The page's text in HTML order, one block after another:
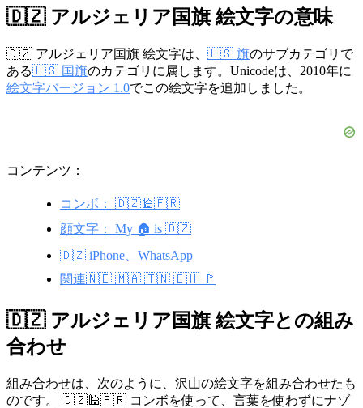
🇩🇿 アルジェリア国旗 絵文字の意味
🇩🇿 アルジェリア国旗 絵文字は、 🇺🇸 旗のサブカテゴリで
ある🇺🇸 国旗のカテゴリに属します。Unicodeは、2010年に
絵文字バージョン 1.0でこの絵文字を追加しました。
コンテンツ：
コンボ： 🇩🇿🕌🇫🇷
顔文字： My 🏠 is 🇩🇿
🇩🇿 iPhone、WhatsApp
関連🇳🇪 🇲🇦 🇹🇳 🇪🇭 🚩
🇩🇿 アルジェリア国旗 絵文字との組み
合わせ
組み合わせは、次のように、沢山の絵文字を組み合わせたも
のです。 🇩🇿🕌🇫🇷 コンボを使って、言葉を使わずにナゾ